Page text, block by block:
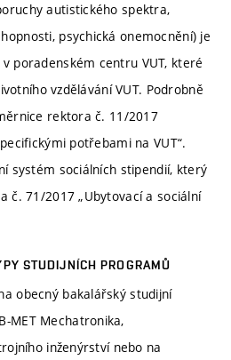
autistického spektra,
psychická onemocnění) je
poradenském centru VUT, které
vzdělávání VUT. Podrobně
rektora č. 11/2017
potřebami na VUT“.
systém sociálních stipendií, který
č. 71/2017 „Ubytovací a sociální
STUDIJNÍCH PROGRAMŮ
obecný bakalářský studijní
MET Mechatronika,
inženýrství nebo na